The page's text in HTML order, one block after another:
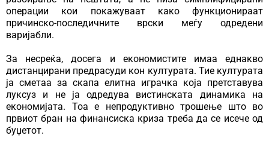
операции кои покажуваат како функционираат
причинско-последичните врски меѓу одредени
варијабли.
За несреќа, досега и економистите имаа еднакво
дистанцирани предрасуди кон културата. Тие културата
ја сметаа за скапа елитна играчка која претставува
луксуз и не ја одредува вистинската динамика на
економијата. Тоа е непродуктивно трошење што во
првиот бран на финансиска криза треба да се исече од
буџетот.